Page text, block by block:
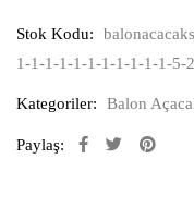
Stok Kodu:
1-1-1-1-1-1-1-1-1-1-1-5-
Kategoriler: Balon
Paylaş: